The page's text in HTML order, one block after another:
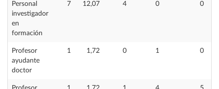
Personal
investigador
en
formación
7 12,07 4 0 0
Profesor
ayudante
doctor
1 1,72 0 1 0